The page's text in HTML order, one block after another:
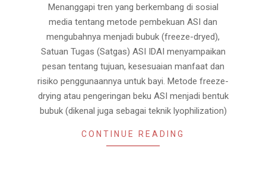
Menanggapi tren yang berkembang di sosial
media tentang metode pembekuan ASI dan
mengubahnya menjadi bubuk (freeze-dryed),
Satuan Tugas (Satgas) ASI IDAI menyampaikan
pesan tentang tujuan, kesesuaian manfaat dan
risiko penggunaannya untuk bayi. Metode freeze-
drying atau pengeringan beku ASI menjadi bentuk
bubuk (dikenal juga sebagai teknik lyophilization)
CONTINUE READING